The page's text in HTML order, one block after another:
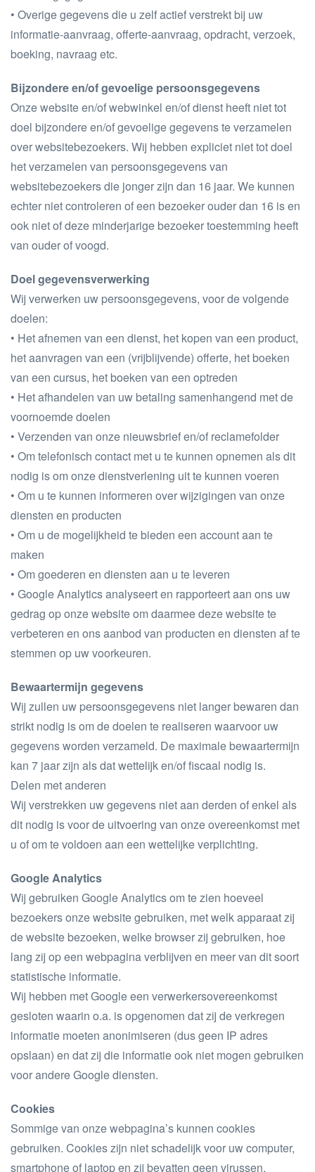
• Overige gegevens die u zelf actief verstrekt bij uw
informatie-aanvraag, offerte-aanvraag, opdracht, verzoek,
boeking, navraag etc.
Bijzondere en/of gevoelige persoonsgegevens
Onze website en/of webwinkel en/of dienst heeft niet tot
doel bijzondere en/of gevoelige gegevens te verzamelen
over websitebezoekers. Wij hebben expliciet niet tot doel
het verzamelen van persoonsgegevens van
websitebezoekers die jonger zijn dan 16 jaar. We kunnen
echter niet controleren of een bezoeker ouder dan 16 is en
ook niet of deze minderjarige bezoeker toestemming heeft
van ouder of voogd.
Doel gegevensverwerking
Wij verwerken uw persoonsgegevens, voor de volgende
doelen:
• Het afnemen van een dienst, het kopen van een product,
het aanvragen van een (vrijblijvende) offerte, het boeken
van een cursus, het boeken van een optreden
• Het afhandelen van uw betaling samenhangend met de
voornoemde doelen
• Verzenden van onze nieuwsbrief en/of reclamefolder
• Om telefonisch contact met u te kunnen opnemen als dit
nodig is om onze dienstverlening uit te kunnen voeren
• Om u te kunnen informeren over wijzigingen van onze
diensten en producten
• Om u de mogelijkheid te bieden een account aan te
maken
• Om goederen en diensten aan u te leveren
• Google Analytics analyseert en rapporteert aan ons uw
gedrag op onze website om daarmee deze website te
verbeteren en ons aanbod van producten en diensten af te
stemmen op uw voorkeuren.
Bewaartermijn gegevens
Wij zullen uw persoonsgegevens niet langer bewaren dan
strikt nodig is om de doelen te realiseren waarvoor uw
gegevens worden verzameld. De maximale bewaartermijn
kan 7 jaar zijn als dat wettelijk en/of fiscaal nodig is.
Delen met anderen
Wij verstrekken uw gegevens niet aan derden of enkel als
dit nodig is voor de uitvoering van onze overeenkomst met
u of om te voldoen aan een wettelijke verplichting.
Google Analytics
Wij gebruiken Google Analytics om te zien hoeveel
bezoekers onze website gebruiken, met welk apparaat zij
de website bezoeken, welke browser zij gebruiken, hoe
lang zij op een webpagina verblijven en meer van dit soort
statistische informatie.
Wij hebben met Google een verwerkersovereenkomst
gesloten waarin o.a. is opgenomen dat zij de verkregen
informatie moeten anonimiseren (dus geen IP adres
opslaan) en dat zij die informatie ook niet mogen gebruiken
voor andere Google diensten.
Cookies
Sommige van onze webpagina’s kunnen cookies
gebruiken. Cookies zijn niet schadelijk voor uw computer,
smartphone of laptop en zij bevatten geen virussen.